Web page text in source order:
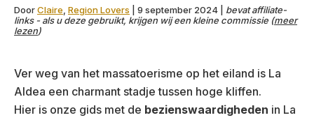
DoorClaire Region Lovers 9 september 2024
bevat affiliate-
links - als u deze gebruikt, krijgen wij een kleine commissie (meer
lezen)
Ver weg van het massatoerisme op het eiland is La
Aldea een charmant stadje tussen hoge kliffen.
Hier is onze gids met de bezienswaardigheden in La